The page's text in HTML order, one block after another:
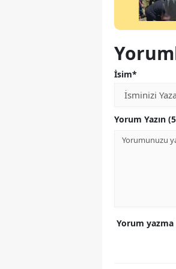
İsim*
Yorum Yazın
Yorum yazma